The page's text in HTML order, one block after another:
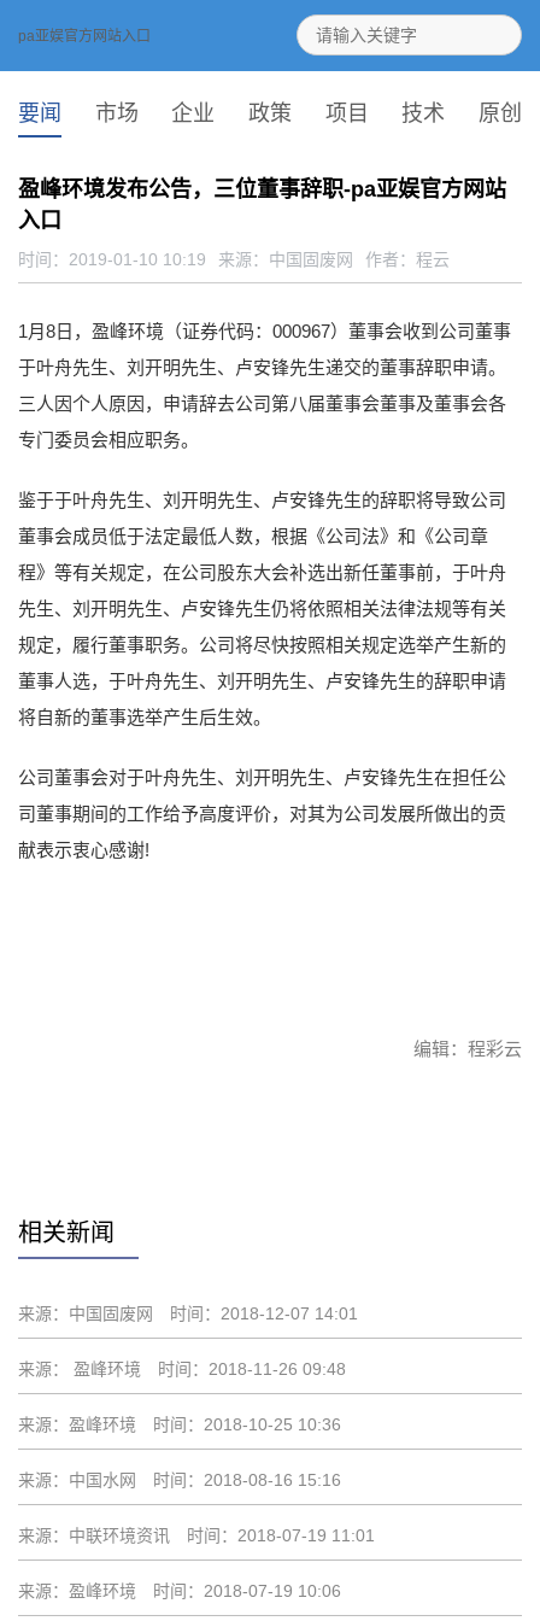
pa亚娱官方网站入口
要闻 市场 企业 政策 项目 技术 原创
盈峰环境发布公告，三位董事辞职-pa亚娱官方网站
入口
时间：2019-01-10 10:19 来源： 中国固废网 作者：程云
1月8日，盈峰环境（证券代码：000967）董事会收到公司董事
于叶舟先生、刘开明先生、卢安锋先生递交的董事辞职申请。
三人因个人原因，申请辞去公司第八届董事会董事及董事会各
专门委员会相应职务。
鉴于于叶舟先生、刘开明先生、卢安锋先生的辞职将导致公司
董事会成员低于法定最低人数，根据《公司法》和《公司章
程》等有关规定，在公司股东大会补选出新任董事前，于叶舟
先生、刘开明先生、卢安锋先生仍将依照相关法律法规等有关
规定，履行董事职务。公司将尽快按照相关规定选举产生新的
董事人选，于叶舟先生、刘开明先生、卢安锋先生的辞职申请
将自新的董事选举产生后生效。
公司董事会对于叶舟先生、刘开明先生、卢安锋先生在担任公
司董事期间的工作给予高度评价，对其为公司发展所做出的贡
献表示衷心感谢!
编辑：程彩云
相关新闻
来源：中国固废网 时间：2018-12-07 14:01
来源： 盈峰环境 时间：2018-11-26 09:48
来源：盈峰环境 时间：2018-10-25 10:36
来源：中国水网 时间：2018-08-16 15:16
来源：中联环境资讯 时间：2018-07-19 11:01
来源：盈峰环境 时间：2018-07-19 10:06